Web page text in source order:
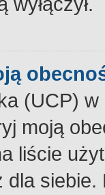
(UCP) w
moją
liście
dla